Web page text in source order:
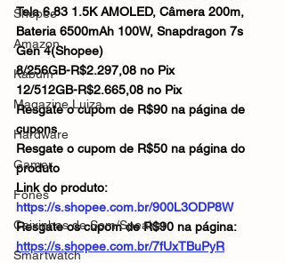
Shopee
Amazon
Kabum
Magazine Luiza
Hardware
Gamer
Fones
Caixinhas de Som/Speaker
Smartwatch
Tela 6.83 1.5K AMOLED, Câmera 200m,
Bateria 6500mAh 100W, Snapdragon 7s
Gen 4(Shopee)
8/256GB-R$2.297,08 no Pix
12/512GB-R$2.665,08 no Pix
Resgate o cupom de R$90 na página de
cupons
Resgate o cupom de R$50 na página do
produto
Link do produto:
https://s.shopee.com.br/900L3ODP8W
Resgate os cupom de R$90 na página:
https://s.shopee.com.br/7fUxTBuPyR